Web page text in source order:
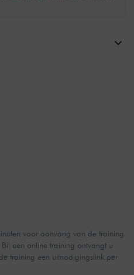
voor aanvang van de training
een online training ontvangt u
training een uitnodigingslink per